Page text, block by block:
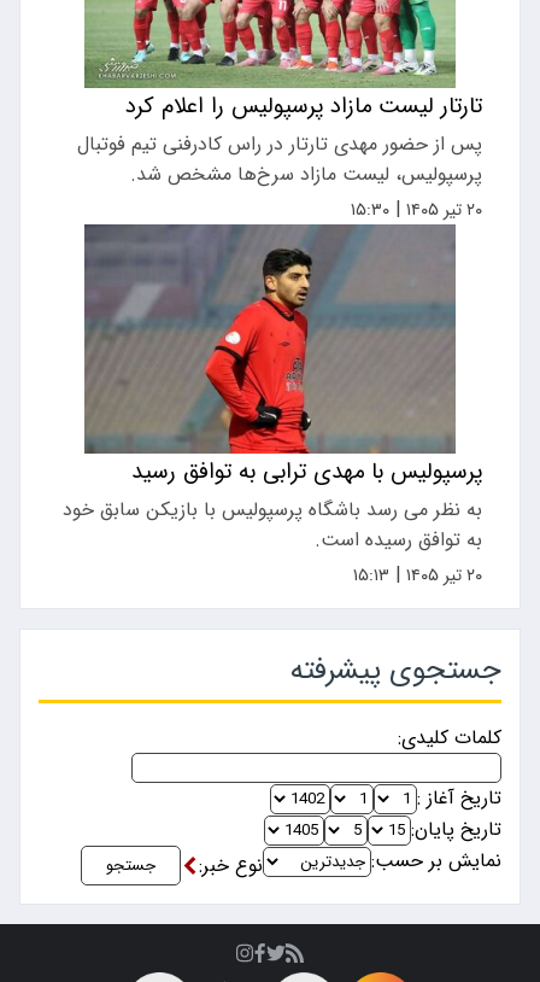
تارتار لیست مازاد پرسپولیس را اعلام کرد
پس از حضور مهدی تارتار در راس کادرفنی تیم فوتبال
پرسپولیس، لیست مازاد سرخ‌ها مشخص شد.
۲۰ تیر ۱۴۰۵ | ۱۵:۳۰
پرسپولیس با مهدی ترابی به توافق رسید
به نظر می رسد باشگاه پرسپولیس با بازیکن سابق خود
به توافق رسیده است.
۲۰ تیر ۱۴۰۵ | ۱۵:۱۳
جستجوی پیشرفته
کلمات کلیدی:
تاریخ آغاز :
تاریخ پایان:
نمایش بر حسب:
نوع خبر: جستجو